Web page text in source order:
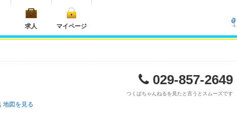
求人 マイページ
内
索
029-857-2649
つくばちゃんねるを見たと言うとスムーズです
地図を見る